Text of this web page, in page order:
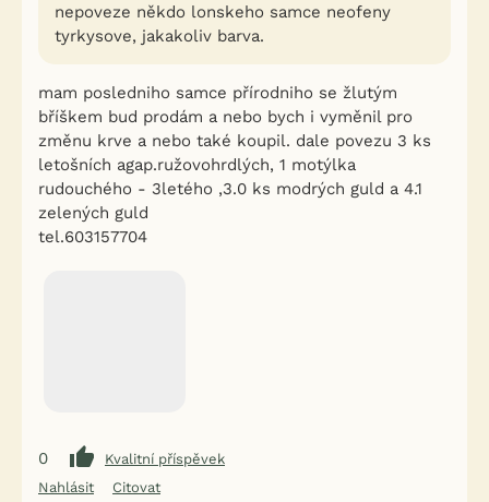
nepoveze někdo lonskeho samce neofeny
tyrkysove, jakakoliv barva.
mam posledniho samce přírodniho se žlutým
bříškem bud prodám a nebo bych i vyměnil pro
změnu krve a nebo také koupil. dale povezu 3 ks
letošních agap.ružovohrdlých, 1 motýlka
rudouchého - 3letého ,3.0 ks modrých guld a 4.1
zelených guld
tel.603157704
0
Kvalitní příspěvek
Nahlásit
Citovat